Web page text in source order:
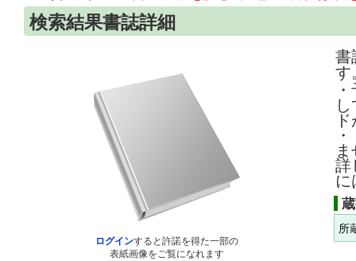
検索結果書誌詳細
ログインすると許諾を得た一部の
表紙画像をご覧になれます
書
す
詳
に
所